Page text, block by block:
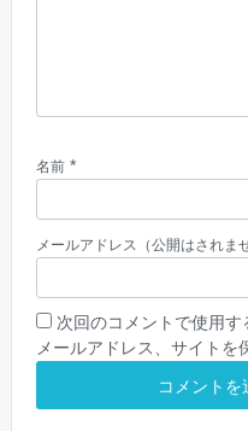
名前 *
メールアドレス（公開はされま
次回のコメントで使用す
メールアドレス、サイトを